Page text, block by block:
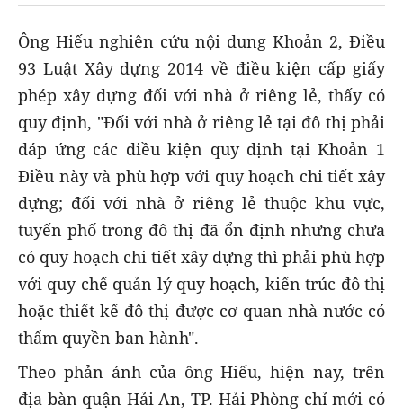
Ông Hiếu nghiên cứu nội dung Khoản 2, Điều
93 Luật Xây dựng 2014 về điều kiện cấp giấy
phép xây dựng đối với nhà ở riêng lẻ, thấy có
quy định, "Đối với nhà ở riêng lẻ tại đô thị phải
đáp ứng các điều kiện quy định tại Khoản 1
Điều này và phù hợp với quy hoạch chi tiết xây
dựng; đối với nhà ở riêng lẻ thuộc khu vực,
tuyến phố trong đô thị đã ổn định nhưng chưa
có quy hoạch chi tiết xây dựng thì phải phù hợp
với quy chế quản lý quy hoạch, kiến trúc đô thị
hoặc thiết kế đô thị được cơ quan nhà nước có
thẩm quyền ban hành".
Theo phản ánh của ông Hiếu, hiện nay, trên
địa bàn quận Hải An, TP. Hải Phòng chỉ mới có